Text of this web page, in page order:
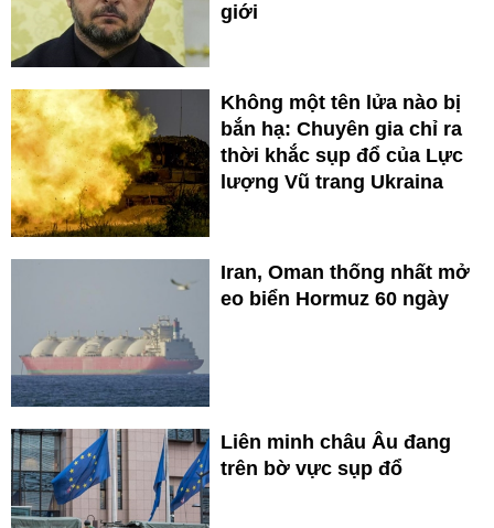
giới
Không một tên lửa nào bị
bắn hạ: Chuyên gia chỉ ra
thời khắc sụp đổ của Lực
lượng Vũ trang Ukraina
Iran, Oman thống nhất mở
eo biển Hormuz 60 ngày
Liên minh châu Âu đang
trên bờ vực sụp đổ